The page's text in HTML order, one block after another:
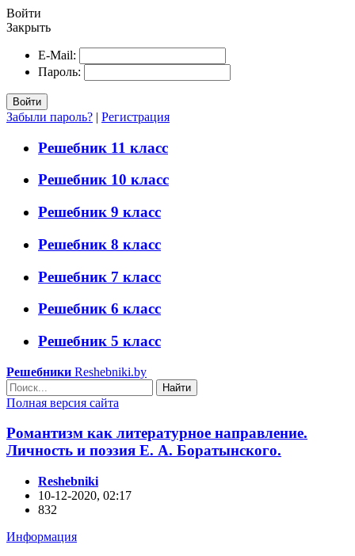
Войти
Закрыть
E-Mail:
Пароль:
Войти
Забыли пароль? | Регистрация
Решебник 11 класс
Решебник 10 класс
Решебник 9 класс
Решебник 8 класс
Решебник 7 класс
Решебник 6 класс
Решебник 5 класс
Решебники Reshebniki.by
Найти
Полная версия сайта
Романтизм как литературное направление.
Личность и поэзия Е. А. Боратынского.
Reshebniki
10-12-2020, 02:17
832
Информация